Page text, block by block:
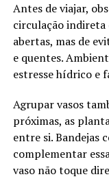
Antes de viajar,
circulação indireta
abertas, mas de
e quentes.
estresse hídrico e
Agrupar vasos
próximas, as
entre si. Bandejas
complementar
vaso não toque